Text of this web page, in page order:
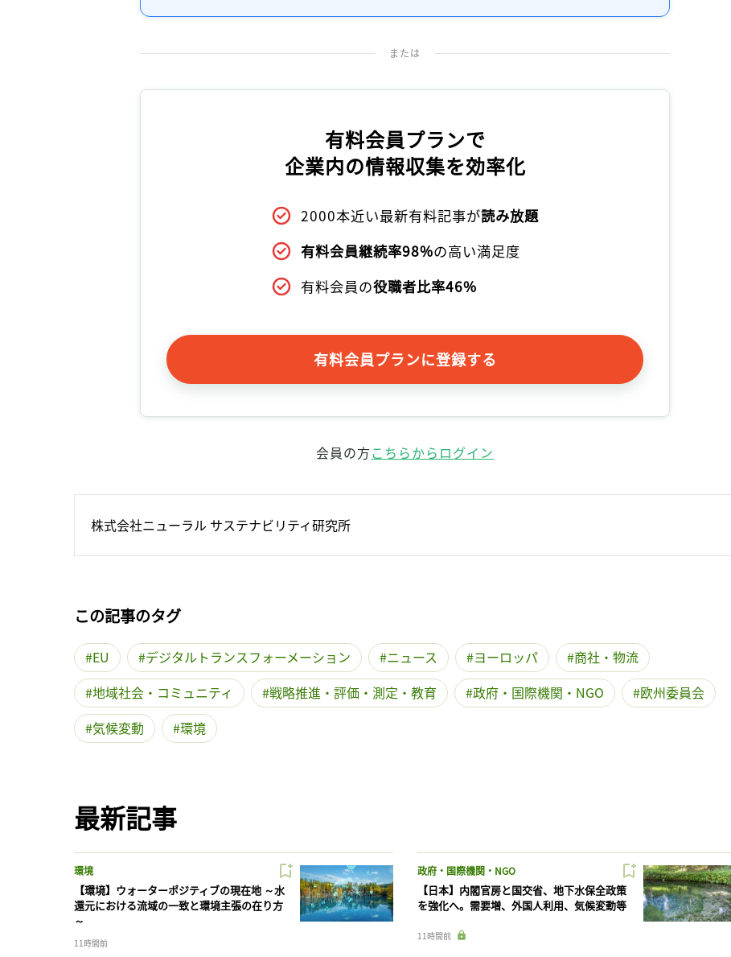
または
有料会員プランで
企業内の情報収集を効率化
2000本近い最新有料記事が読み放題
有料会員継続率98%の高い満足度
有料会員の役職者比率46%
有料会員プランに登録する
会員の方こちらからログイン
株式会社ニューラル サステナビリティ研究所
この記事のタグ
EU デジタルトランスフォーメーション ニュース ヨーロッパ
商社・物流
地域社会・コミュニティ
戦略推進・評価・測定・教育 政府・国際機関・NGO
欧州委員会
気候変動
環境
最新記事
環境
【環境】ウォーターポジティブの現在地 ～水
還元における流域の一致と環境主張の在り方
～
11時間前
政府・国際機関・NGO
【日本】内閣官房と国交省、地下水保全政策
を強化へ。需要増、外国人利用、気候変動等
11時間前